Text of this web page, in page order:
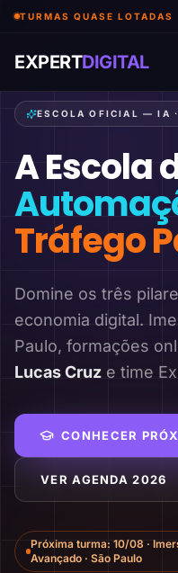
TURMAS QUASE LOTADAS
EXPERTDIGITAL
ESCOLA OFICIAL — IA ·
A Escola
Tráfego
Domine os três
economia digital.
Paulo, formações
Lucas Cruz e time
CONHECER
VER AGENDA 2026
Próxima turma: 10/08 ·
Avançado · São Paulo